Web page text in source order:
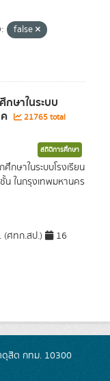
false
ษาในระบบ
21765 total
สถิติการศึกษา
กษาในระบบโรงเรียน
น ในกรุงเทพมหานคร
(ศทก.สป.)
16
ดุสิต กทม. 10300